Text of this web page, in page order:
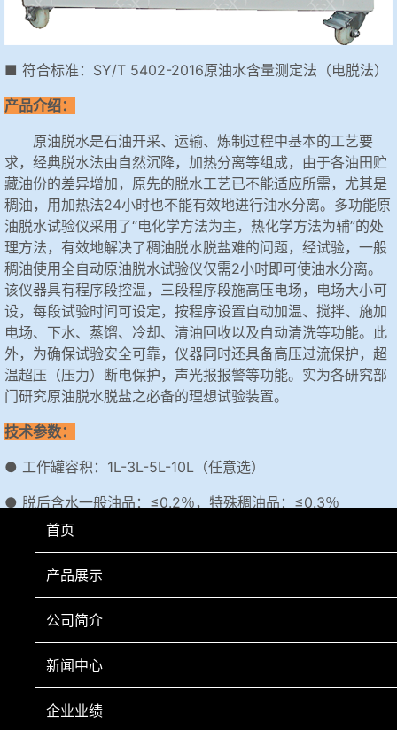
■ 符合标准：SY/T 5402-2016原油水含量测定法（电脱法）
产品介绍：
原油脱水是石油开采、运输、炼制过程中基本的工艺要
求，经典脱水法由自然沉降，加热分离等组成，由于各油田贮
藏油份的差异增加，原先的脱水工艺已不能适应所需，尤其是
稠油，用加热法24小时也不能有效地进行油水分离。多功能原
油脱水试验仪采用了“电化学方法为主，热化学方法为辅”的处
理方法，有效地解决了稠油脱水脱盐难的问题，经试验，一般
稠油使用全自动原油脱水试验仪仅需2小时即可使油水分离。
该仪器具有程序段控温，三段程序段施高压电场，电场大小可
设，每段试验时间可设定，按程序设置自动加温、搅拌、施加
电场、下水、蒸馏、冷却、清油回收以及自动清洗等功能。此
外，为确保试验安全可靠，仪器同时还具备高压过流保护，超
温超压（压力）断电保护，声光报报警等功能。实为各研究部
门研究原油脱水脱盐之必备的理想试验装置。
技术参数：
● 工作罐容积：1L-3L-5L-10L（任意选）
● 脱后含水一般油品：≤0.2％，特殊稠油品：≤0.3％
● 电源电压：AC220V±10％，50Hz
● 额定功率：2.5kW
上一页
首页
产品展示
公司简介
新闻中心
企业业绩